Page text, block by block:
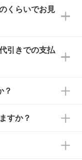
て『ゲストの
、ご依頼く
くらいでお見
おります。混
くこともご
降のご連絡
引きでの支払
。
？
ますが、自
対応可能で
すか？
た場合の